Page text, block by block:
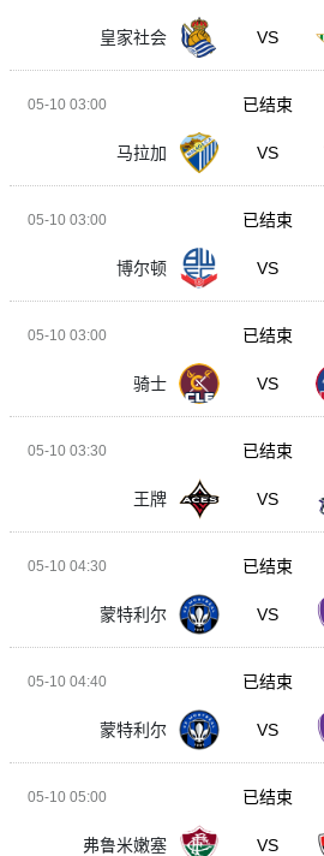
皇家社会 VS
05-10 03:00
马拉加 VS
已结束
05-10 03:00
博尔顿 VS
已结束
05-10 03:00
骑士 VS
已结束
05-10 03:30
王牌 VS
已结束
05-10 04:30
蒙特利尔 VS
已结束
05-10 04:40
蒙特利尔 VS
已结束
05-10 05:00
弗鲁米嫩塞 VS
已结束